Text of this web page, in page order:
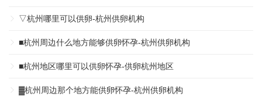
▽杭州哪里可以供卵-杭州供卵机构
■杭州周边什么地方能够供卵怀孕-杭州供卵机构
■杭州地区哪里可以供卵怀孕-供卵杭州地区
▓杭州周边那个地方能供卵怀孕-杭州供卵机构